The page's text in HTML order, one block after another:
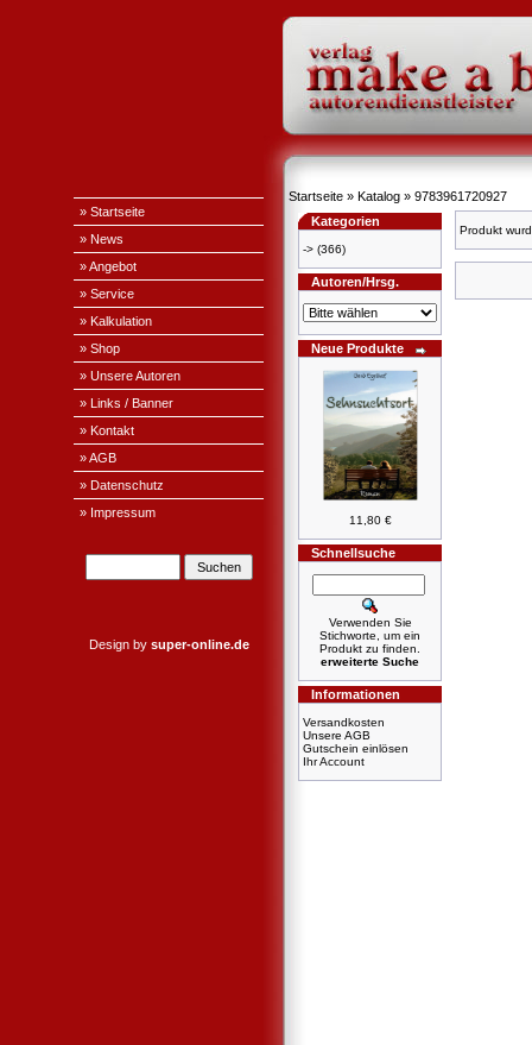
» Startseite
» News
» Angebot
» Service
» Kalkulation
» Shop
» Unsere Autoren
» Links / Banner
» Kontakt
» AGB
» Datenschutz
» Impressum
Design by super-online.de
Startseite » Katalog » 9783961720927
Kategorien
-> (366)
Autoren/Hrsg.
Neue Produkte
11,80 €
Schnellsuche
Verwenden Sie
Stichworte, um ein
Produkt zu finden.
erweiterte Suche
Informationen
Versandkosten
Unsere AGB
Gutschein einlösen
Ihr Account
Produkt